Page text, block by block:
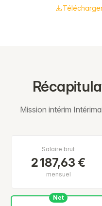
Mission intérim
Salaire brut
2 187,63 €
mensuel
Net